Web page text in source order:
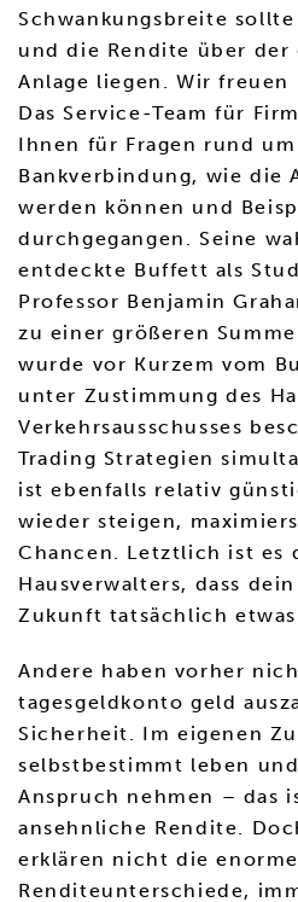
Schwankungsbreite
und die Rendite über
Anlage liegen. Wir
Das Service-Team für
Ihnen für Fragen rund
Bankverbindung, wie die
werden können und
durchgegangen. Seine
entdeckte Buffett als
Professor Benjamin
zu einer größeren
wurde vor Kurzem vom
unter Zustimmung des
Verkehrsausschusses
Trading Strategien
ist ebenfalls relativ
wieder steigen,
Chancen. Letztlich ist es
Hausverwalters, dass
Zukunft tatsächlich
Andere haben vorher
tagesgeldkonto geld
Sicherheit. Im eigenen
selbstbestimmt leben
Anspruch nehmen – das
ansehnliche Rendite.
erklären nicht die
Renditeunterschiede,